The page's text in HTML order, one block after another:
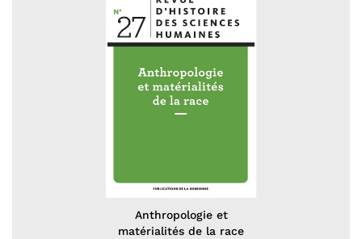
Anthropologie et
matérialités de la race